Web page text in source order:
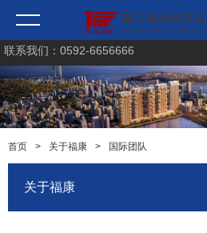
联系我们：0592-6656666
首页 > 关于福康 > 国际团队
关于福康